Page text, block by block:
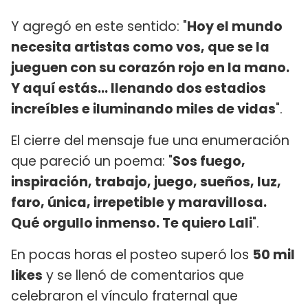
Y agregó en este sentido: "Hoy el mundo
necesita artistas como vos, que se la
jueguen con su corazón rojo en la mano.
Y aquí estás… llenando dos estadios
increíbles e iluminando miles de vidas".
El cierre del mensaje fue una enumeración
que pareció un poema: "Sos fuego,
inspiración, trabajo, juego, sueños, luz,
faro, única, irrepetible y maravillosa.
Qué orgullo inmenso. Te quiero Lali".
En pocas horas el posteo superó los 50 mil
likes y se llenó de comentarios que
celebraron el vínculo fraternal que